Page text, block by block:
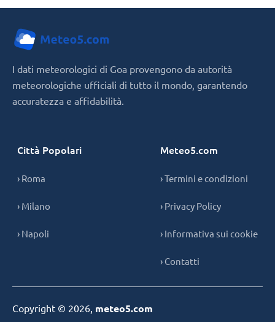
I dati meteorologici di Goa provengono da autorità
meteorologiche ufficiali di tutto il mondo, garantendo
accuratezza e affidabilità.
Città Popolari
› Roma
› Milano
› Napoli
Meteo5.com
› Termini e condizioni
› Privacy Policy
› Informativa sui cookie
› Contatti
Copyright © 2026, meteo5.com